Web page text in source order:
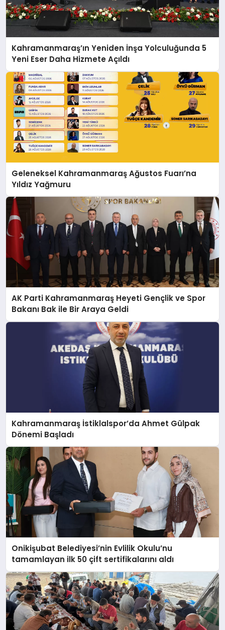
Kahramanmaraş’ın Yeniden İnşa Yolculuğunda 5
Yeni Eser Daha Hizmete Açıldı
Geleneksel Kahramanmaraş Ağustos Fuarı’na
Yıldız Yağmuru
AK Parti Kahramanmaraş Heyeti Gençlik ve Spor
Bakanı Bak ile Bir Araya Geldi
Kahramanmaraş İstiklalspor’da Ahmet Gülpak
Dönemi Başladı
Onikişubat Belediyesi’nin Evlilik Okulu’nu
tamamlayan ilk 50 çift sertifikalarını aldı